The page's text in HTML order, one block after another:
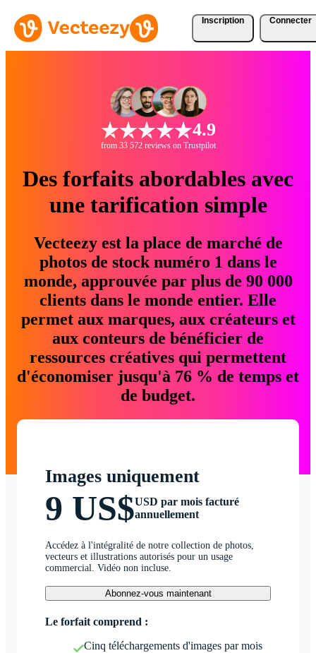
Inscription Connecter
4.9
from 33 572 reviews on Trustpilot
Des forfaits abordables avec
une tarification simple
Vecteezy est la place de marché de
photos de stock numéro 1 dans le
monde, approuvée par plus de 90 000
clients dans le monde entier. Elle
permet aux marques, aux créateurs et
aux conteurs de bénéficier de
ressources créatives qui permettent
d'économiser jusqu'à 76 % de temps et
de budget.
Images uniquement
9 US$USD par mois facturé
annuellement
Accédez à l'intégralité de notre collection de photos,
vecteurs et illustrations autorisés pour un usage
commercial. Vidéo non incluse.
Abonnez-vous maintenant
Le forfait comprend :
Cinq téléchargements d'images par mois